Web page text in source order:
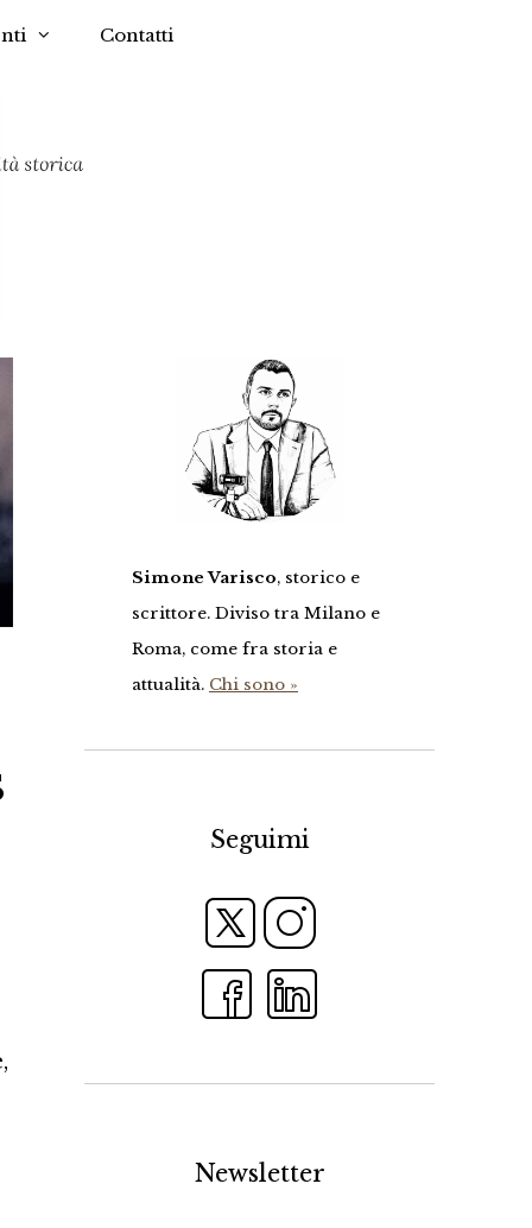
Contatti
Simone Varisco, storico e
scrittore. Diviso tra Milano e
Roma, come fra storia e
attualità. Chi sono »
Seguimi
Newsletter